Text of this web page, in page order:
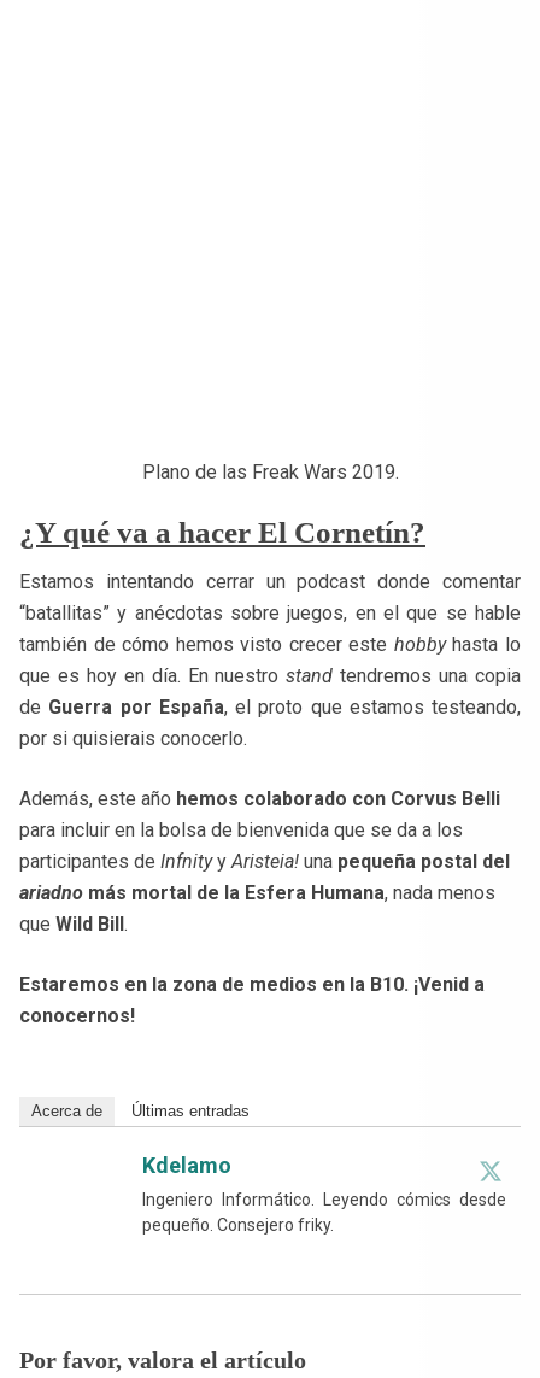
Plano de las Freak Wars 2019.
¿Y qué va a hacer El Cornetín?
Estamos intentando cerrar un podcast donde comentar
“batallitas” y anécdotas sobre juegos, en el que se hable
también de cómo hemos visto crecer este hobbyhasta lo
que es hoy en día. En nuestrostand tendremos una copia
de Guerra por España, el proto que estamos testeando,
por si quisierais conocerlo.
Además, este año hemos colaborado con Corvus Belli
para incluir en la bolsa de bienvenida que se da a los
participantes de Infnityy Aristeia! una pequeña postal del
ariadno más mortal de la Esfera Humana, nada menos
que Wild Bill.
Estaremos en la zona de medios en la B10. ¡Venid a
conocernos!
Acerca de Últimas entradas
Kdelamo
Ingeniero Informático. Leyendo cómics desde
pequeño. Consejero friky.
Por favor, valora el artículo